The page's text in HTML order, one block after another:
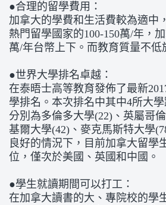
●合理的留學費用：
加拿大的學費和生活費較為適中
熱門留學國家的100-150萬/年，
萬/年台幣上下。而教育質量不低
●世界大學排名卓越：
在泰晤士高等教育發佈了最新
學排名。本次排名中其中4所大學
分別為多倫多大學(22)、英屬哥
基爾大學(42)、麥克馬斯特大學
良好的情況下，目前加拿大留學
位，僅次於美國、英國和中國。
●學生就讀期間可以打工：
在加拿大讀書的大、專院校的學